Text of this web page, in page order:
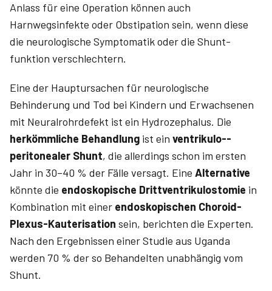
Anlass für eine Operation können auch
Harnwegsinfekte oder Obstipation sein, wenn diese
die neurologische Symptomatik oder die Shunt­
funktion verschlechtern.
Eine der Hauptursachen für neurologische
Behinderung und Tod bei Kindern und Erwachsenen
mit Neuralrohrdefekt ist ein Hydrozephalus. Die
herkömmliche Behandlung ist ein ventrikulo-­
peritonealer Shunt, die allerdings schon im ersten
Jahr in 30–40 % der Fälle versagt. Eine Alternative
könnte die endoskopische Drittventrikulostomie in
Kombination mit einer endoskopischen Choroid-
Plexus-Kauterisation sein, berichten die Experten.
Nach den Ergebnissen einer Studie aus ­Uganda
werden 70 % der so Behandelten unabhängig vom
Shunt.